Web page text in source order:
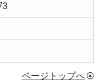
ページトップへ